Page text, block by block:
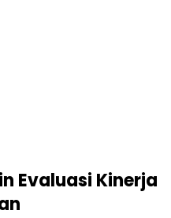
Evaluasi Kinerja